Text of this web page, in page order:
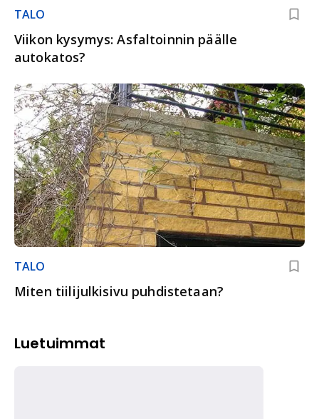
TALO
Viikon kysymys: Asfaltoinnin päälle
autokatos?
TALO
Miten tiilijulkisivu puhdistetaan?
Luetuimmat